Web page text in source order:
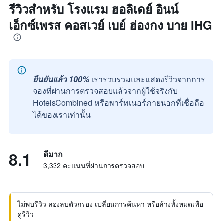
รีวิวสำหรับ โรงแรม ฮอลิเดย์ อินน์
เอ็กซ์เพรส คอสเวย์ เบย์ ฮ่องกง บาย IHG
ยืนยันแล้ว 100% เรารวบรวมและแสดงรีวิวจากการ
จองที่ผ่านการตรวจสอบแล้วจากผู้ใช้จริงกับ
HotelsCombined หรือพาร์ทเนอร์ภายนอกที่เชื่อถือ
ได้ของเราเท่านั้น
8.1 ดีมาก
3,332 คะแนนที่ผ่านการตรวจสอบ
ไม่พบรีวิว ลองลบตัวกรอง เปลี่ยนการค้นหา หรือล้างทั้งหมดเพื่อ
ดูรีวิว